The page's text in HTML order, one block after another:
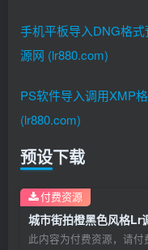
手机平板导入DNG格
源网 (lr880.com)
PS软件导入调用XMP
(lr880.com)
预设下载
此内容为付费资源，请付
付费资源